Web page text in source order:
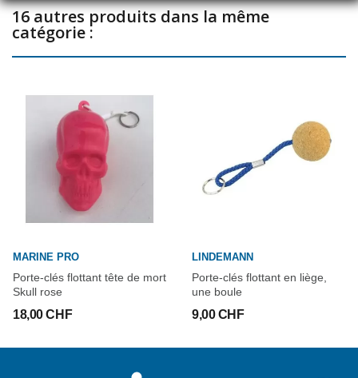
16 autres produits dans la même
catégorie :
MARINE PRO
Porte-clés flottant tête de mort
Skull rose
18,00 CHF
LINDEMANN
Porte-clés flottant en liège,
une boule
9,00 CHF